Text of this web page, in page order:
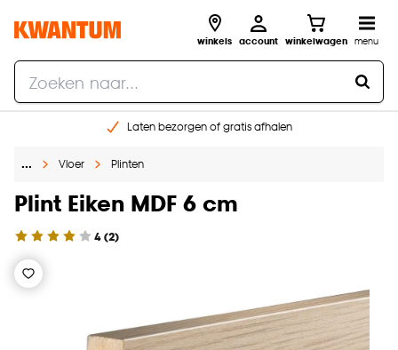
winkels account winkelwagen menu
Laten bezorgen of gratis afhalen
Gratis raam advies en opmeten aan huis
… Vloer Plinten
Plint Eiken MDF 6 cm
4(2)